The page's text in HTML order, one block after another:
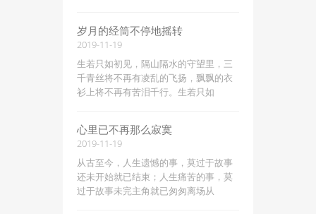
岁月的经筒不停地摇转
2019-11-19
生若只如初见，隔山隔水的守望里，三
千青丝将不再有凌乱的飞扬，飘飘的衣
衫上将不再有苦泪千行。生若只如
心里已不再那么寂寞
2019-11-19
从古至今，人生遗憾的事，莫过于故事
还未开始就已结束；人生痛苦的事，莫
过于故事未完主角就已匆匆离场从